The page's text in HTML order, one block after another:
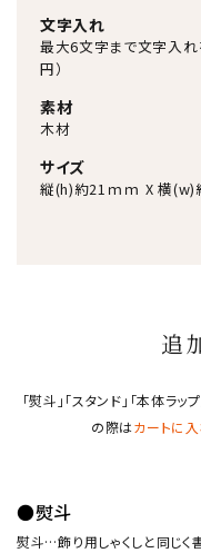
文字入れ
最大6文字まで文字入れ
円）
素材
木材
サイズ
縦(h)約21ｍｍ X 横(w)
追
「熨斗」「スタンド」「本体ラッ
の際はカートに
●熨斗
熨斗…飾り用しゃくしと同じく